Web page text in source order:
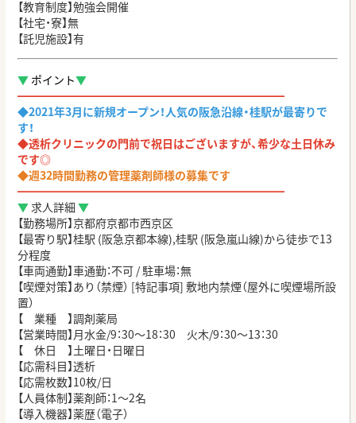
【教育制度】勉強会開催
【社宅・寮】無
【託児施設】有
▼ ポイント▼
━━━━━━━━━━━━━━━━━━━━━━━━
◆2021年3月に新規オープン！人気の阪急沿線・桂駅が最寄りで
す！
◆透析クリニックの門前で祝日はございますが、希少な土日休み
です◎
◆週32時間勤務の管理薬剤師様の募集です
━━━━━━━━━━━━━━━━━━━━━━━━
▼求人詳細 ▼
【勤務場所】京都府京都市西京区
【最寄り駅】桂駅 (阪急京都本線),桂駅 (阪急嵐山線)から徒歩で13
分程度
【車両通勤】車通勤：不可 /駐車場：無
【喫煙対策】あり（禁煙） [特記事項] 敷地内禁煙（屋外に喫煙場所設
置）
【 業種 】調剤薬局
【営業時間】月水金/9：30～18：30 火木/9：30～13：30
【 休日 】土曜日・日曜日
【応需科目】透析
【応需枚数】10枚/日
【人員体制】薬剤師：1～2名
【導入機器】薬歴（電子）